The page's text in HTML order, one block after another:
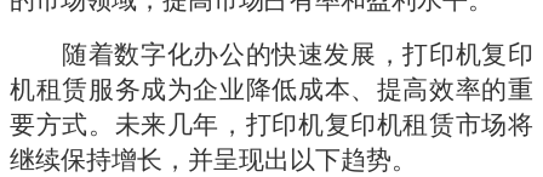
随着数字化办公的快速发展，打印机复印
机租赁服务成为企业降低成本、提高效率的重
要方式。未来几年，打印机复印机租赁市场将
继续保持增长，并呈现出以下趋势。